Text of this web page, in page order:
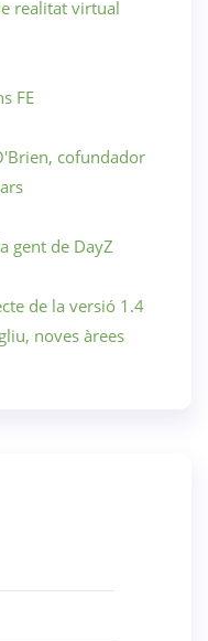
realitat virtual
FE
cofundador
gent de DayZ
de la versió 1.4
noves àrees